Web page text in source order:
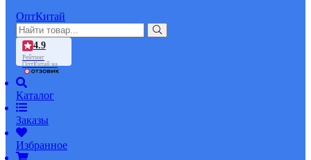
ОптКитай
4.9
Рейтинг
ОптКитай на
Каталог
Заказы
Избранное